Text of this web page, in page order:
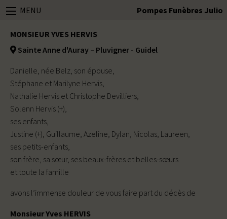
MENU Pompes Funèbres Julio
MONSIEUR YVES HERVIS
Sainte Anne d'Auray – Pluvigner - Guidel
Danielle, née Belz, son épouse,
Stéphane et Marilyne Hervis,
Nathalie Hervis et Christophe Devilliers,
Solenn Hervis (+),
ses enfants,
Justine (+), Guillaume, Azeline, Dylan, Nicolas, Laureen,
ses petits-enfants,
son frère, sa sœur, ses beaux-frères et belles-sœurs
et toute la famille
avons l’immense douleur de vous faire part du décès de
Monsieur Yves HERVIS